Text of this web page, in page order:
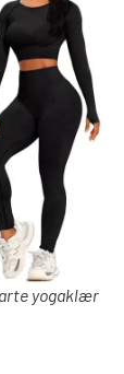
yogaklær